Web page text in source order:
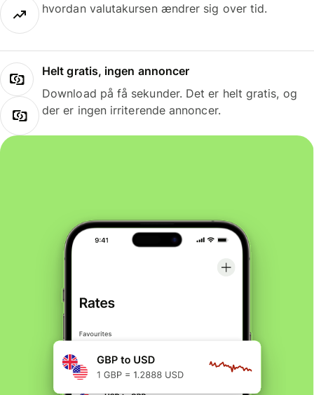
hvordan valutakursen ændrer sig over tid.
Helt gratis, ingen annoncer
Download på få sekunder. Det er helt gratis, og
der er ingen irriterende annoncer.